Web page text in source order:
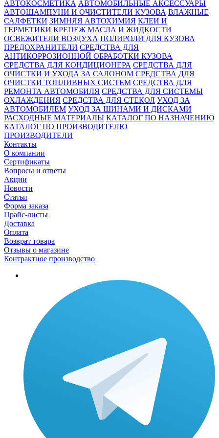
АВТОКОСМЕТИКА АВТОМОБИЛЬНЫЕ АКСЕССУАРЫ
АВТОШАМПУНИ И ОЧИСТИТЕЛИ КУЗОВА ВЛАЖНЫЕ
САЛФЕТКИ ЗИМНЯЯ АВТОХИМИЯ КЛЕИ И
ГЕРМЕТИКИ КРЕПЕЖ МАСЛА И ЖИДКОСТИ
ОСВЕЖИТЕЛИ ВОЗДУХА ПОЛИРОЛИ ДЛЯ КУЗОВА
ПРЕДОХРАНИТЕЛИ СРЕДСТВА ДЛЯ
АНТИКОРРОЗИОННОЙ ОБРАБОТКИ КУЗОВА
СРЕДСТВА ДЛЯ КОНДИЦИОНЕРА СРЕДСТВА ДЛЯ
ОЧИСТКИ И УХОДА ЗА САЛОНОМ СРЕДСТВА ДЛЯ
ОЧИСТКИ ТОПЛИВНЫХ СИСТЕМ СРЕДСТВА ДЛЯ
РЕМОНТА АВТОМОБИЛЯ СРЕДСТВА ДЛЯ СИСТЕМЫ
ОХЛАЖДЕНИЯ СРЕДСТВА ДЛЯ СТЕКОЛ УХОД ЗА
АВТОМОБИЛЕМ УХОД ЗА ШИНАМИ И ДИСКАМИ
РАСХОДНЫЕ МАТЕРИАЛЫ КАТАЛОГ ПО НАЗНАЧЕНИЮ
КАТАЛОГ ПО ПРОИЗВОДИТЕЛЮ
ПРОИЗВОДИТЕЛИ
Контакты
О компании
Сертификаты
Вопросы и ответы
Акции
Новости
Статьи
Форма заказа
Прайс-листы
Доставка
Оплата
Возврат товара
Отзывы о магазине
Контрактное производство